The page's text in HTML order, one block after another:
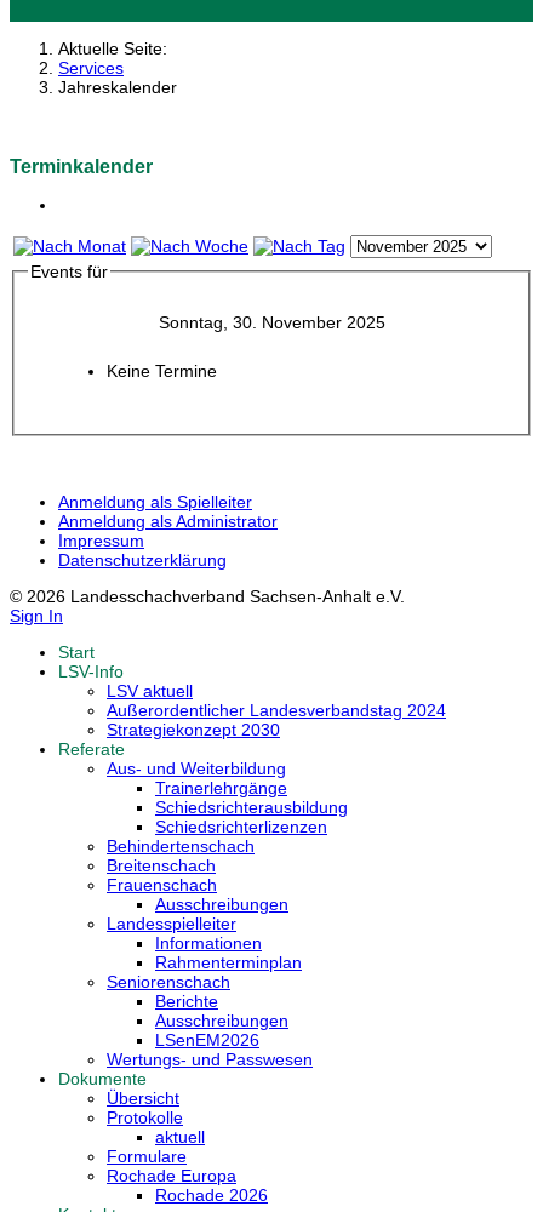
Aktuelle Seite:
Services
Jahreskalender
Terminkalender
Events für
Sonntag, 30. November 2025
Keine Termine
Anmeldung als Spielleiter
Anmeldung als Administrator
Impressum
Datenschutzerklärung
© 2026 Landesschachverband Sachsen-Anhalt e.V.
Sign In
Start
LSV-Info
LSV aktuell
Außerordentlicher Landesverbandstag 2024
Strategiekonzept 2030
Referate
Aus- und Weiterbildung
Trainerlehrgänge
Schiedsrichterausbildung
Schiedsrichterlizenzen
Behindertenschach
Breitenschach
Frauenschach
Ausschreibungen
Landesspielleiter
Informationen
Rahmenterminplan
Seniorenschach
Berichte
Ausschreibungen
LSenEM2026
Wertungs- und Passwesen
Dokumente
Übersicht
Protokolle
aktuell
Formulare
Rochade Europa
Rochade 2026